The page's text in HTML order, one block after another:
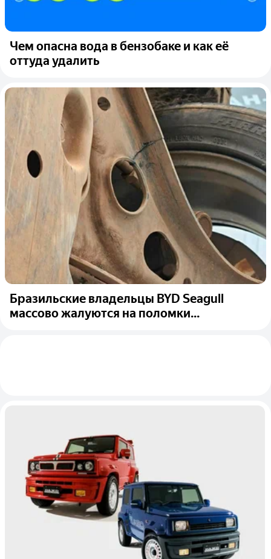
Чем опасна вода в бензобаке и как её
оттуда удалить
Бразильские владельцы BYD Seagull
массово жалуются на поломки...